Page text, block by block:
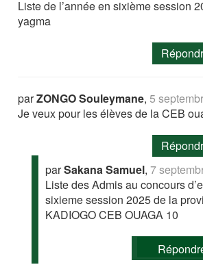
Liste de l’année en sixième session
yagma
parZONGO Souleymane,5
Je veux pour les élèves de la CEB
parSakana Samuel,7
Liste des Admis au concours
sixieme session 2025 de la
KADIOGO CEB OUAGA 10